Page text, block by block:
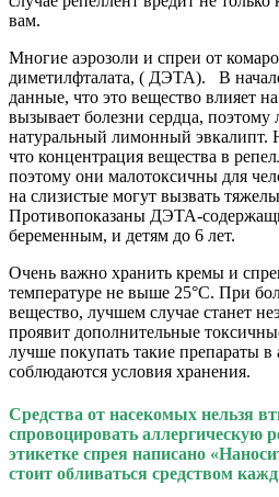
вам.
Многие аэрозоли и спреи от
диметилфталата, ( ДЭТА). В
данные, что это вещество влияет
вызывает болезни сердца, поэтому
натуральный лимонный эвкалипт.
что концентрация вещества в
поэтому они малотоксичны для
на слизистые могут вызвать
Противопоказаны ДЭТА-
беременным, и детям до 6 лет.
Очень важно хранить кремы и
температуре не выше 25°C. При
вещество, лучшем случае станет
проявит дополнительные
лучше покупать такие препараты в
соблюдаются условия хранения.
Средства от насекомых нельзя
спровоцировать аллергическую
этикетке спрея написано
стоит обливаться средством